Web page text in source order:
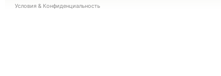
Условия & Конфиденциальность